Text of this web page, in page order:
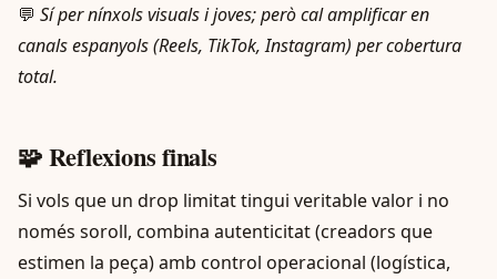
💬 Sí per nínxols visuals i joves; però cal amplificar en
canals espanyols (Reels, TikTok, Instagram) per cobertura
total.
🧩 Reflexions finals
Si vols que un drop limitat tingui veritable valor i no
només soroll, combina autenticitat (creadors que
estimen la peça) amb control operacional (logística,